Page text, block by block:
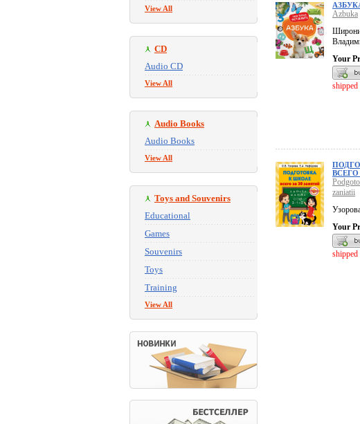
View All
CD
Audio CD
View All
Audio Books
Audio Books
View All
Toys and Souvenirs
Educational
Games
Souvenirs
Toys
Training
View All
Azbuka
Your
ВСЕГО
zaniatii
Your